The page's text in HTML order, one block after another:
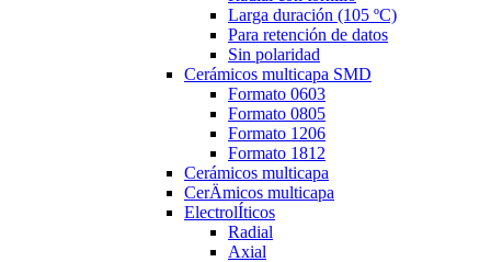
Larga duración (105 ºC)
Para retención de datos
Sin polaridad
Cerámicos multicapa SMD
Formato 0603
Formato 0805
Formato 1206
Formato 1812
Cerámicos multicapa
CerÄmicos multicapa
ElectrolÍticos
Radial
Axial